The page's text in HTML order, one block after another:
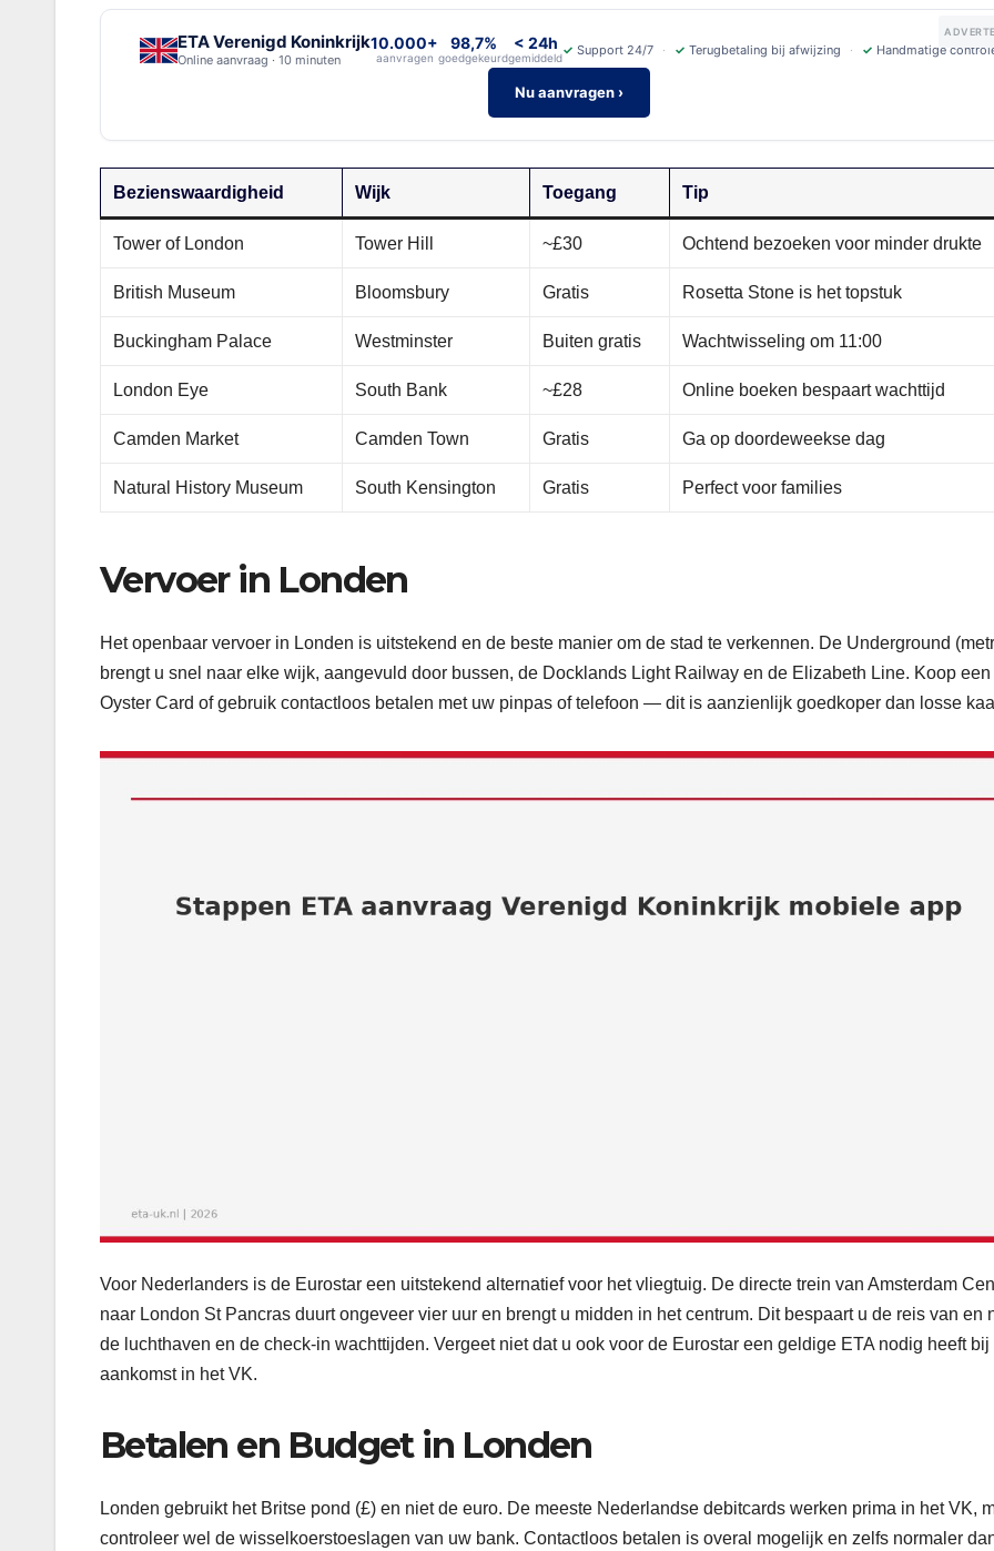
ETA Verenigd Koninkrijk
Online aanvraag · 10 minuten
10.000+
aanvragen
98,7%
goedgekeurd
< 24h
gemiddeld
✓ Support 24/7 ✓ Terugbetaling bij afwijzing ✓ Handmatige
Nu aanvragen ›
Bezienswaardigheid Wijk Toegang Tip
Tower of London Tower Hill ~£30 Ochtend bezoeken voor minder drukte
British Museum Bloomsbury Gratis Rosetta Stone is het topstuk
Buckingham Palace Westminster Buiten gratis Wachtwisseling om 11:00
London Eye South Bank ~£28 Online boeken bespaart wachttijd
Camden Market Camden Town Gratis Ga op doordeweekse dag
Natural History Museum South Kensington Gratis Perfect voor families
Vervoer in Londen
Het openbaar vervoer in Londen is uitstekend en de beste manier om de stad te verkennen. De Underground
brengt u snel naar elke wijk, aangevuld door bussen, de Docklands Light Railway en de Elizabeth Line. Koop een
Oyster Card of gebruik contactloos betalen met uw pinpas of telefoon — dit is aanzienlijk goedkoper dan losse
Voor Nederlanders is de Eurostar een uitstekend alternatief voor het vliegtuig. De directe trein van Amsterdam
naar London St Pancras duurt ongeveer vier uur en brengt u midden in het centrum. Dit bespaart u de reis van en
de luchthaven en de check-in wachttijden. Vergeet niet dat u ook voor de Eurostar een geldige ETA nodig heeft bij
aankomst in het VK.
Betalen en Budget in Londen
Londen gebruikt het Britse pond (£) en niet de euro. De meeste Nederlandse debitcards werken prima in het VK,
controleer wel de wisselkoerstoeslagen van uw bank. Contactloos betalen is overal mogelijk en zelfs normaler